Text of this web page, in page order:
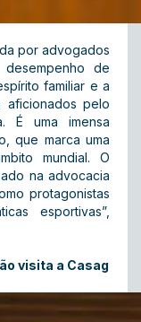
por advogados
de
familiar e a
aficionados pelo
É uma imensa
que marca uma
mundial. O
na advocacia
protagonistas
esportivas”,
visita a Casag